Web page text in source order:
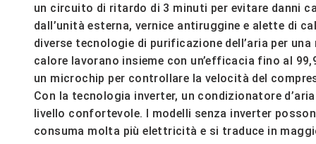
un circuito di ritardo di 3 minuti per evitare danni
dall’unità esterna, vernice antiruggine e alette di
diverse tecnologie di purificazione dell’aria per
calore lavorano insieme con un’efficacia fino al
un microchip per controllare la velocità del
Con la tecnologia inverter, un condizionatore
livello confortevole. I modelli senza inverter
consuma molta più elettricità e si traduce in